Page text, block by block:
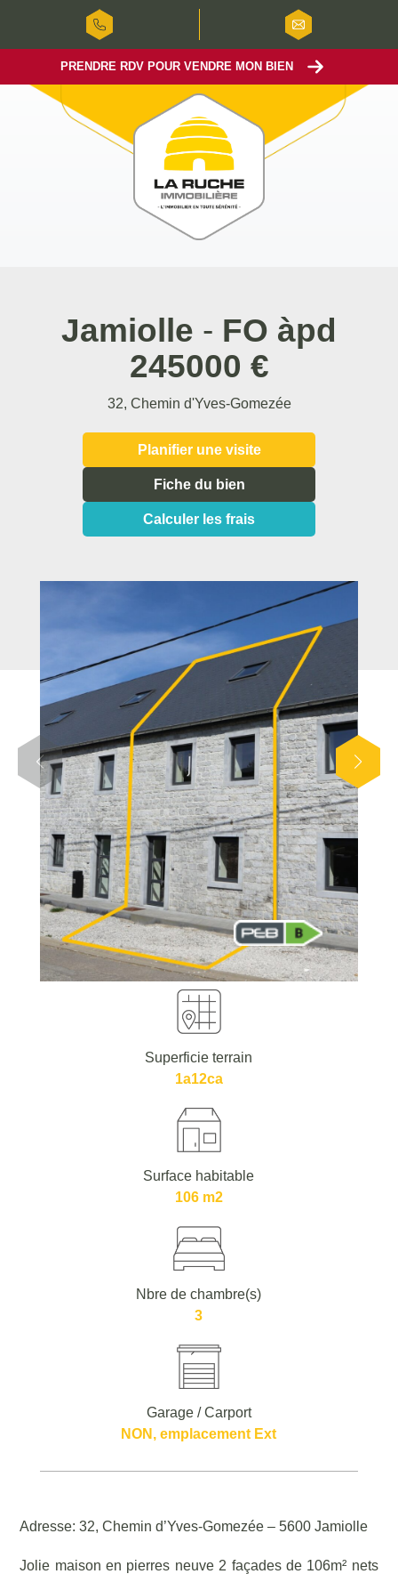
PRENDRE RDV POUR VENDRE MON BIEN
Jamiolle - FO àpd
245000 €
32, Chemin d'Yves-Gomezée
Planifier une visite
Fiche du bien
Calculer les frais
Superficie terrain
1a12ca
Surface habitable
106 m2
Nbre de chambre(s)
3
Garage / Carport
NON, emplacement Ext
Adresse: 32, Chemin d’Yves-Gomezée – 5600 Jamiolle
Jolie maison en pierres neuve 2 façades de 106m² nets